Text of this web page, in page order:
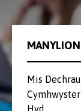
Mis Dechrau
Cymhwyster